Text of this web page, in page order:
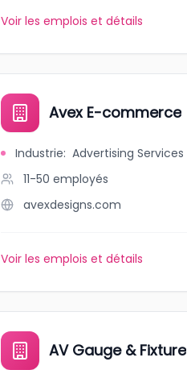
Voir les emplois et détails
Avex E-commerce
Industrie: Advertising Services
11-50 employés
avexdesigns.com
Voir les emplois et détails
AV Gauge & Fixture